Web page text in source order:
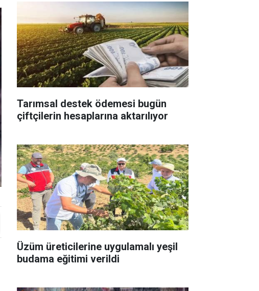
Tarımsal destek ödemesi bugün
çiftçilerin hesaplarına aktarılıyor
Üzüm üreticilerine uygulamalı yeşil
budama eğitimi verildi